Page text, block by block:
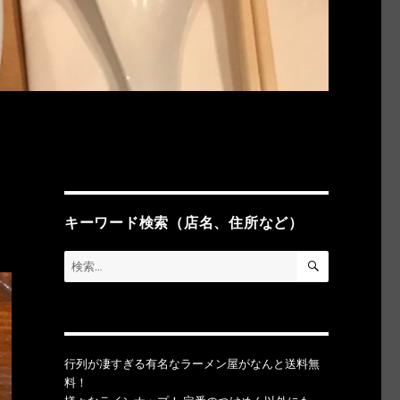
キーワード検索（店名、住所など）
検
索:
検
行列が凄すぎる有名なラーメン屋がなんと送料無
料！